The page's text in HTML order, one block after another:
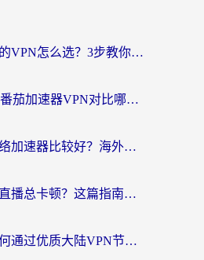
从墨西哥回国内的VPN怎么选？3步教你无缝刷剧、玩国服游戏
ChickCN VPN和番茄加速器VPN对比哪个回国效果更好？海外党亲测后的真实答案
在国外用什么网络加速器比较好？海外党亲测：从痛点到解决方案的全攻略
海外看国内电视直播总卡顿？这篇指南教你选对回国加速器，无缝追剧不发愁
海外党必看：如何通过优质大陆VPN节点无缝访问国内资源？